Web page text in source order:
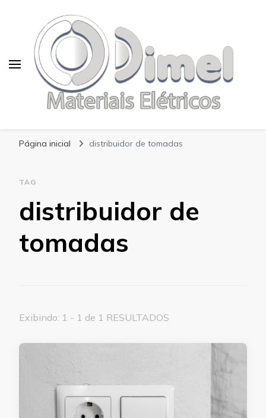
Página inicial distribuidor de tomadas
TAG
distribuidor de
tomadas
Exibindo: 1 - 1 de 1 RESULTADOS